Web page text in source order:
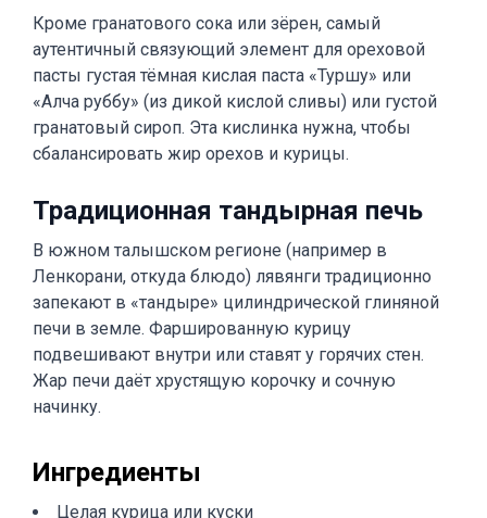
Кроме гранатового сока или зёрен, самый
аутентичный связующий элемент для ореховой
пасты густая тёмная кислая паста «Туршу» или
«Алча руббу» (из дикой кислой сливы) или густой
гранатовый сироп. Эта кислинка нужна, чтобы
сбалансировать жир орехов и курицы.
Традиционная тандырная печь
В южном талышском регионе (например в
Ленкорани, откуда блюдо) лявянги традиционно
запекают в «тандыре» цилиндрической глиняной
печи в земле. Фаршированную курицу
подвешивают внутри или ставят у горячих стен.
Жар печи даёт хрустящую корочку и сочную
начинку.
Ингредиенты
Целая курица или куски